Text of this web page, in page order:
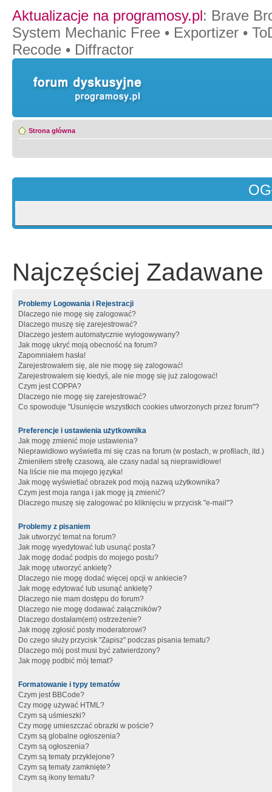
Aktualizacje na programosy.pl: Brave
System Mechanic Free • Exportizer •
Recode • Diffractor
Strona główna
Najczęściej Zadawane
Problemy Logowania i Rejestracji
Dlaczego nie mogę się zalogować?
Dlaczego muszę się zarejestrować?
Dlaczego jestem automatycznie wylogowywany?
Jak mogę ukryć moją obecność na forum?
Zapomniałem hasła!
Zarejestrowałem się, ale nie mogę się zalogować!
Zarejestrowałem się kiedyś, ale nie mogę się już zalogować!
Czym jest COPPA?
Dlaczego nie mogę się zarejestrować?
Co spowoduje "Usunięcie wszystkich cookies utworzonych przez forum"?
Preferencje i ustawienia użytkownika
Jak mogę zmienić moje ustawienia?
Nieprawidłowo wyświetla mi się czas na forum (w postach, w profilach, itd.)
Zmieniłem strefę czasową, ale czasy nadal są nieprawidłowe!
Na liście nie ma mojego języka!
Jak mogę wyświetlać obrazek pod moją nazwą użytkownika?
Czym jest moja ranga i jak mogę ją zmienić?
Dlaczego muszę się zalogować po kliknięciu w przycisk "e-mail"?
Problemy z pisaniem
Jak utworzyć temat na forum?
Jak mogę wyedytować lub usunąć posta?
Jak mogę dodać podpis do mojego postu?
Jak mogę utworzyć ankietę?
Dlaczego nie mogę dodać więcej opcji w ankiecie?
Jak mogę edytować lub usunąć ankietę?
Dlaczego nie mam dostępu do forum?
Dlaczego nie mogę dodawać załączników?
Dlaczego dostałam(em) ostrzeżenie?
Jak mogę zgłosić posty moderatorowi?
Do czego służy przycisk "Zapisz" podczas pisania tematu?
Dlaczego mój post musi być zatwierdzony?
Jak mogę podbić mój temat?
Formatowanie i typy tematów
Czym jest BBCode?
Czy mogę używać HTML?
Czym są uśmieszki?
Czy mogę umieszczać obrazki w poście?
Czym są globalne ogłoszenia?
Czym są ogłoszenia?
Czym są tematy przyklejone?
Czym są tematy zamknięte?
Czym są ikony tematu?